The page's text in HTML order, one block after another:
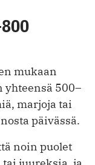
mukaan
500–
marjoja tai
päivässä.
noin puolet